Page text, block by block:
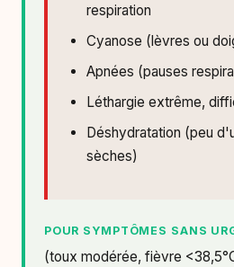
respiration
Cyanose (lèvres ou
Apnées (pauses
Léthargie extrême,
Déshydratation (peu
sèches)
POUR SYMPTÔMES SANS
(toux modérée, fièvre